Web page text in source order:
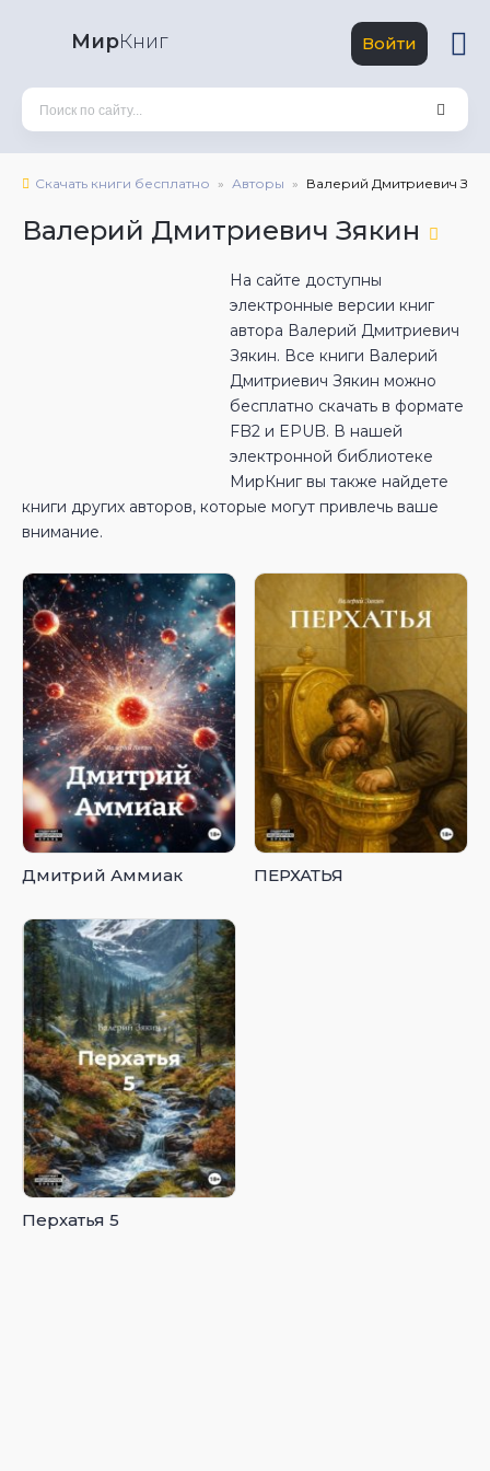
МирКниг Войти
Скачать книги бесплатно Авторы Валерий Дмитриевич
Валерий Дмитриевич Зякин
На сайте доступны
электронные версии книг
автора Валерий Дмитриевич
Зякин. Все книги Валерий
Дмитриевич Зякин можно
бесплатно скачать в формате
FB2 и EPUB. В нашей
электронной библиотеке
МирКниг вы также найдете
книги других авторов, которые могут привлечь ваше
внимание.
Дмитрий Аммиак ПЕРХАТЬЯ
Перхатья 5